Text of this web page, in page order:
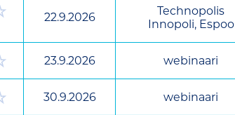
22.9.2026
Technopolis
Innopoli, Espoo
23.9.2026 webinaari
30.9.2026 webinaari